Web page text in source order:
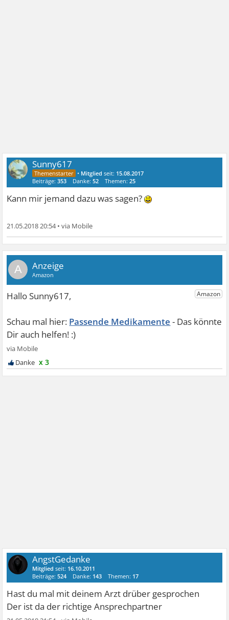
Sunny617
• Mitglied seit: 15.08.2017
Beiträge:353 Danke:52 Themen:25
Kann mir jemand dazu was sagen?
21.05.2018 20:54•
A
Passende Medikamente
x 3
AngstGedanke
Mitglied seit: 16.10.2011
Beiträge:524 Danke: 143 Themen: 17
Hast du mal mit deinem Arzt drüber gesprochen
Der ist da der richtige Ansprechpartner